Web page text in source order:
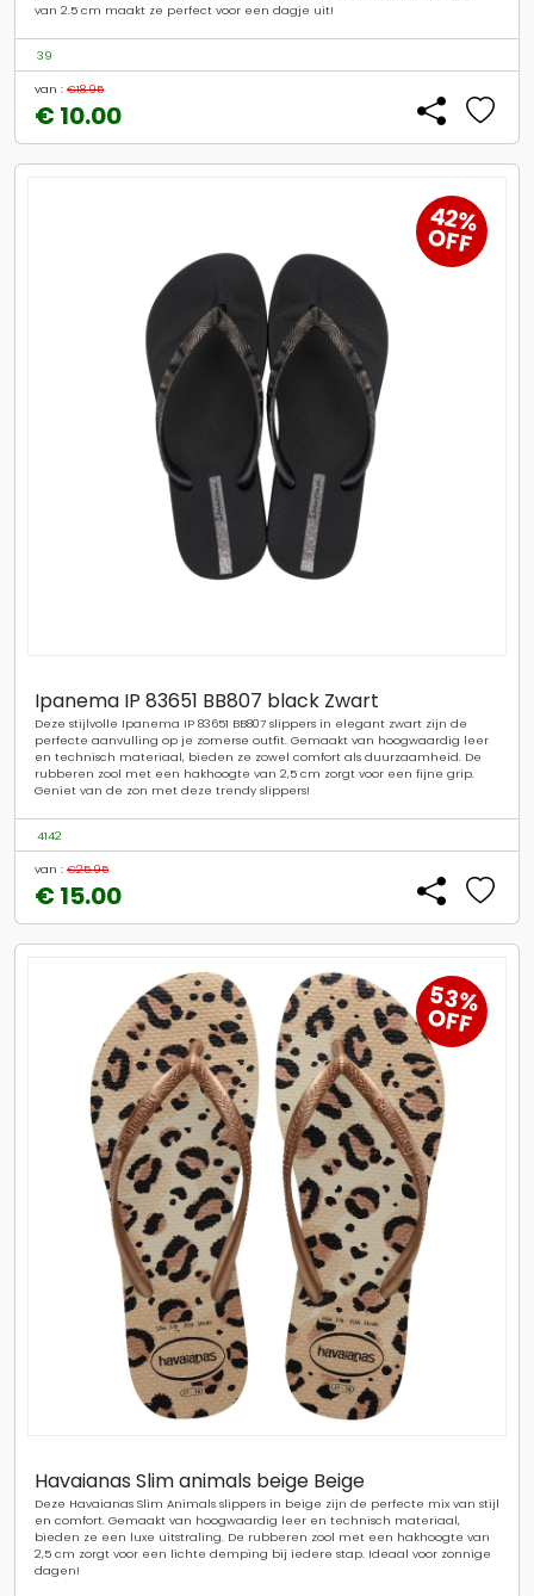
van 2.5 cm maakt ze perfect voor een dagje uit!
39
van : €18.95
€ 10.00
42%
OFF
Ipanema IP 83651 BB807 black Zwart
Deze stijlvolle Ipanema IP 83651 BB807 slippers in elegant zwart zijn de
perfecte aanvulling op je zomerse outfit. Gemaakt van hoogwaardig leer
en technisch materiaal, bieden ze zowel comfort als duurzaamheid. De
rubberen zool met een hakhoogte van 2,5 cm zorgt voor een fijne grip.
Geniet van de zon met deze trendy slippers!
4142
van : €25.95
€ 15.00
53%
OFF
Havaianas Slim animals beige Beige
Deze Havaianas Slim Animals slippers in beige zijn de perfecte mix van stijl
en comfort. Gemaakt van hoogwaardig leer en technisch materiaal,
bieden ze een luxe uitstraling. De rubberen zool met een hakhoogte van
2,5 cm zorgt voor een lichte demping bij iedere stap. Ideaal voor zonnige
dagen!